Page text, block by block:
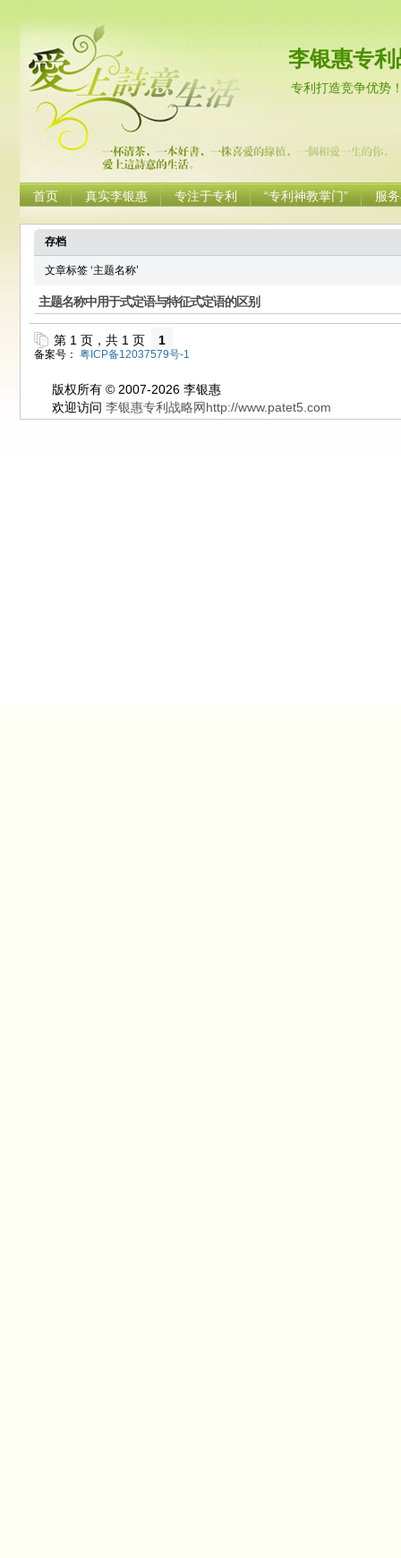
李银惠专利
专利打造竞争优势
首页 真实李银惠 专注于专利 “专利神教掌门” 服
存档
文章标签 ‘主题名称’
主题名称中用于式定语与特征式定语的区别
第 1 页，共 1 页 1
备案号： 粤ICP备12037579号-1
版权所有 © 2007-2026 李银惠
欢迎访问 李银惠专利战略网http://www.patet5.com